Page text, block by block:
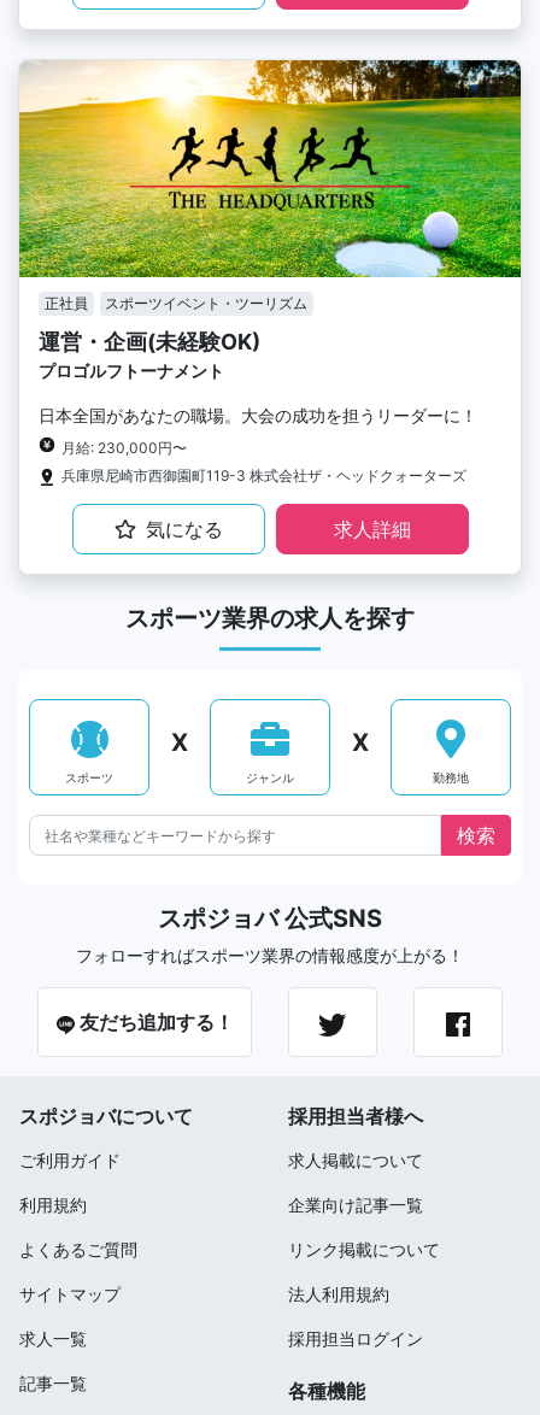
正社員 スポーツイベント・ツーリズム
運営・企画(未経験OK)
プロゴルフトーナメント
日本全国があなたの職場。大会の成功を担うリーダーに！
月給: 230,000円〜
兵庫県尼崎市西御園町119-3 株式会社ザ・ヘッドクォーターズ
気になる 求人詳細
スポーツ業界の求人を探す
スポーツ
X
ジャンル
X
勤務地
スポジョバ 公式SNS
フォローすればスポーツ業界の情報感度が上がる！
友だち追加する！
スポジョバについて
ご利用ガイド
利用規約
よくあるご質問
サイトマップ
求人一覧
記事一覧
採用担当者様へ
求人掲載について
企業向け記事一覧
リンク掲載について
法人利用規約
採用担当ログイン
各種機能